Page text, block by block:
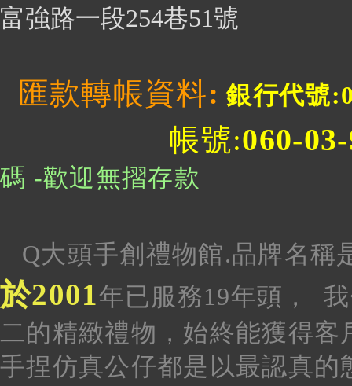
富強路一段254巷51號
匯款轉帳資料: 銀行代號
帳號:060-
碼 -歡迎無摺存款
Q大頭手創禮物館.品牌名稱
於2001年已服務19年頭 ，
二的精緻禮物，始終能獲得客
手捏仿真公仔都是以最認真的